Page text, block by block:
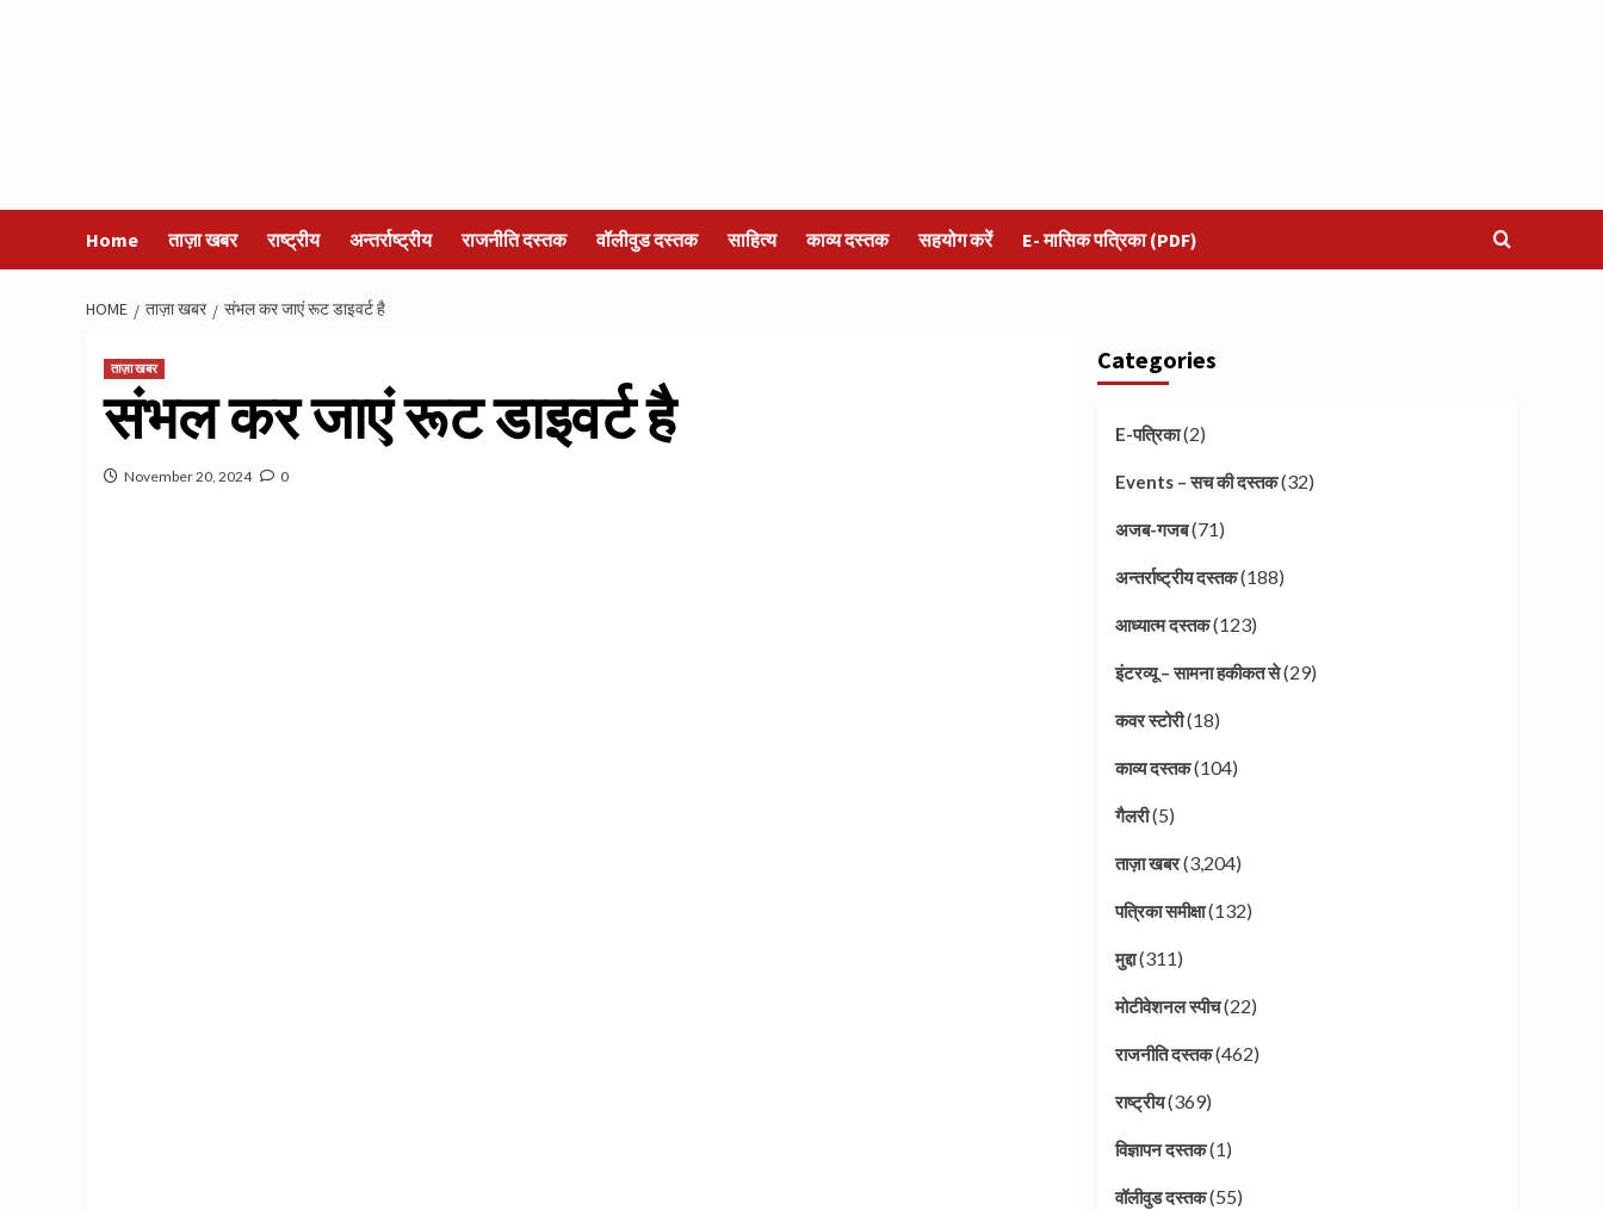
Home ताज़ा खबर राष्ट्रीय अन्तर्राष्ट्रीय राजनीति दस्तक वॉलीवुड दस्तक साहित्य काव्य दस्तक सहयोग करें E- मासिक पत्रिका (PDF)
HOME ताज़ा खबर संभल कर जाएं रूट डाइवर्ट है
ताज़ा खबर
संभल कर जाएं रूट डाइवर्ट है
November 20, 2024 0
Categories
E-पत्रिका(2)
Events – सच की दस्तक(32)
अजब-गजब(71)
अन्तर्राष्ट्रीय दस्तक(188)
आध्यात्म दस्तक(123)
इंटरव्यू – सामना हकीकत से(29)
कवर स्टोरी(18)
काव्य दस्तक(104)
गैलरी(5)
ताज़ा खबर(3,204)
पत्रिका समीक्षा(132)
मुद्दा(311)
मोटीवेशनल स्पीच(22)
राजनीति दस्तक(462)
राष्ट्रीय(369)
विज्ञापन दस्तक(1)
वॉलीवुड दस्तक(55)